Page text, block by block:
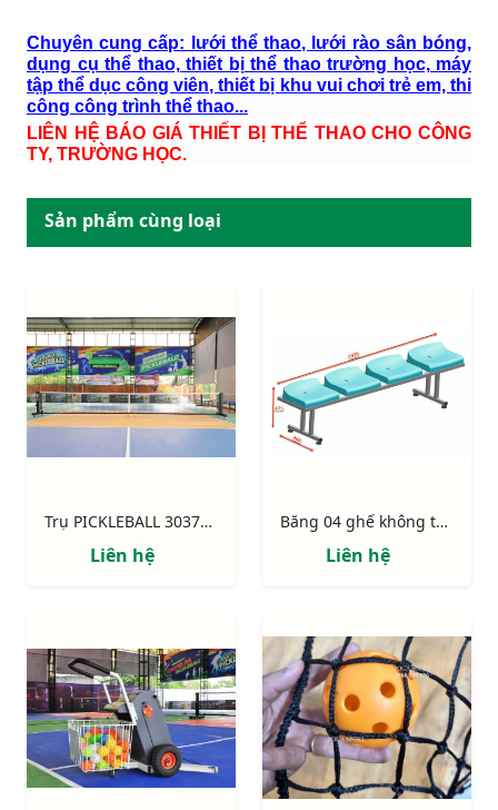
Chuyên cung cấp: lưới thể thao, lưới rào sân bóng,
dụng cụ thể thao, thiết bị thể thao trường học, máy
tập thể dục công viên, thiết bị khu vui chơi trẻ em, thi
công công trình thể thao...
LIÊN HỆ BÁO GIÁ THIẾT BỊ THỂ THAO CHO CÔNG
TY, TRƯỜNG HỌC.
Sản phẩm cùng loại
Trụ PICKLEBALL 303706P - Bánh xe inox (SUS 304)
Liên hệ
Băng 04 ghế không tựa lưng
Liên hệ